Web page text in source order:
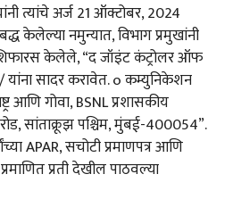
त्यांचे अर्ज 21 ऑक्टोबर, 2024
केलेल्या नमुन्यात, विभाग प्रमुखांनी
शिफारस केलेले, “द जॉइंट कंट्रोलर ऑफ
सादर करावेत. o कम्युनिकेशन
आणि गोवा, BSNL प्रशासकीय
सांताक्रूझ पश्चिम, मुंबई-400054”.
APAR, सचोटी प्रमाणपत्र आणि
प्रती देखील पाठवल्या